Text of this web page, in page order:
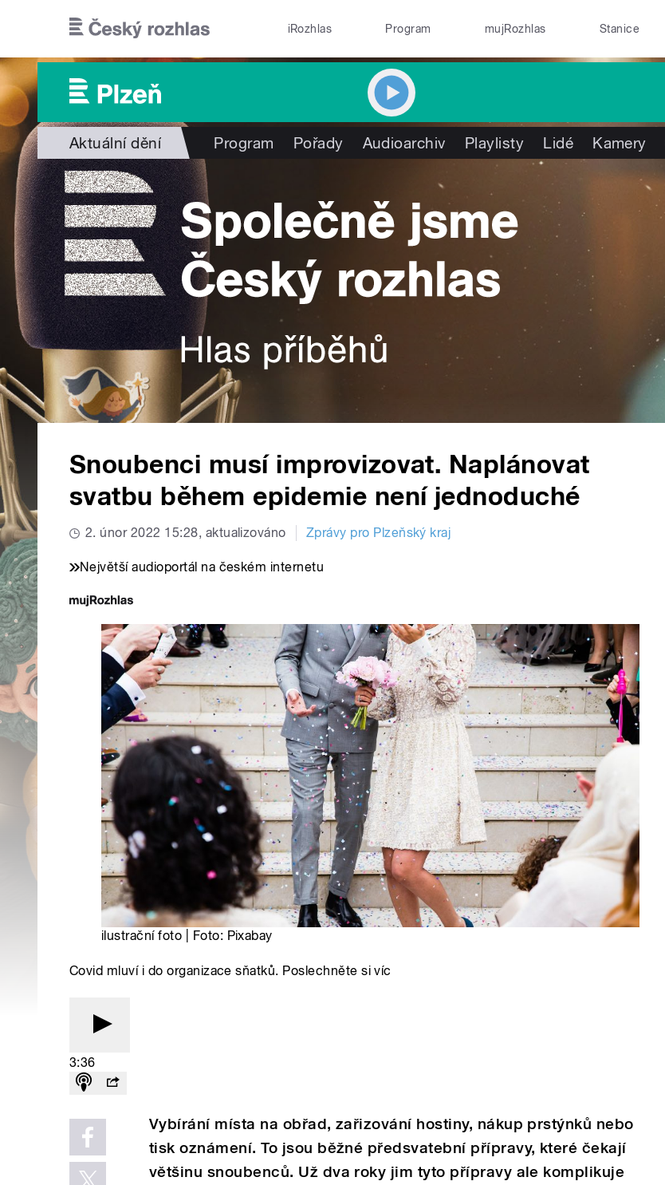
iRozhlas Program mujRozhlas Stanice
Aktuální dění Program Pořady Audioarchiv Playlisty Lidé Kamery
Snoubenci musí improvizovat. Naplánovat
svatbu během epidemie není jednoduché
2. únor 2022 15:28, aktualizováno Zprávy pro Plzeňský kraj
Největší audioportál na českém internetu
ilustrační foto | Foto: Pixabay
Covid mluví i do organizace sňatků. Poslechněte si víc
3:36
Vybírání místa na obřad, zařizování hostiny, nákup prstýnků nebo
tisk oznámení. To jsou běžné předsvatební přípravy, které čekají
většinu snoubenců. Už dva roky jim tyto přípravy ale komplikuje